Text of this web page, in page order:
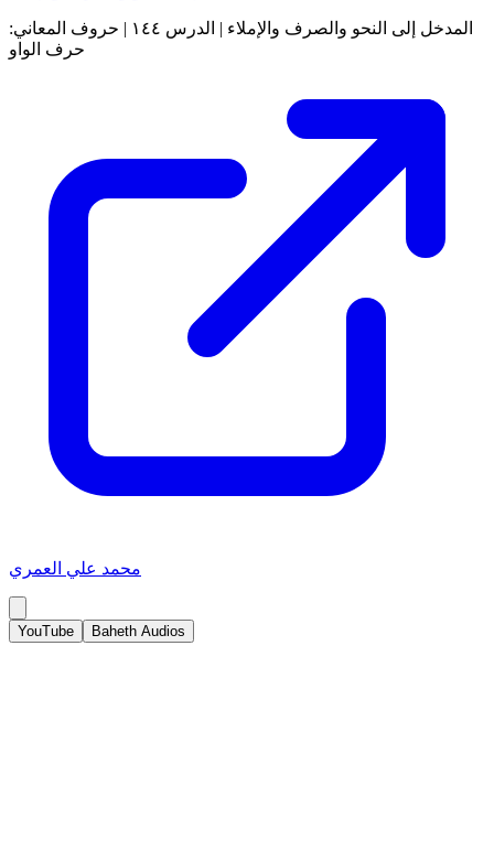
المدخل إلى النحو والصرف والإملاء | الدرس ١٤٤ | حروف المعاني:
حرف الواو
محمد علي العمري
YouTube Baheth Audios